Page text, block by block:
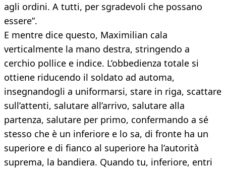
agli ordini. A tutti, per sgradevoli che possano
essere”.
E mentre dice questo, Maximilian cala
verticalmente la mano destra, stringendo a
cerchio pollice e indice. L’obbedienza totale si
ottiene riducendo il soldato ad automa,
insegnandogli a uniformarsi, stare in riga, scattare
sull’attenti, salutare all’arrivo, salutare alla
partenza, salutare per primo, confermando a sé
stesso che è un inferiore e lo sa, di fronte ha un
superiore e di fianco al superiore ha l’autorità
suprema, la bandiera. Quando tu, inferiore, entri